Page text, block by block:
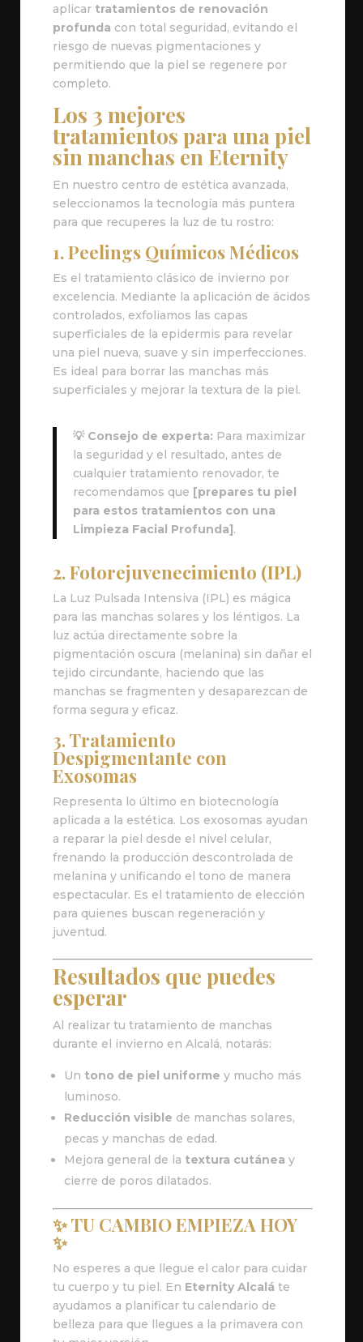
aplicar tratamientos de renovación
profunda con total seguridad, evitando el
riesgo de nuevas pigmentaciones y
permitiendo que la piel se regenere por
completo.
Los 3 mejores
tratamientos para una piel
sin manchas en Eternity
En nuestro centro de estética avanzada,
seleccionamos la tecnología más puntera
para que recuperes la luz de tu rostro:
1. Peelings Químicos Médicos
Es el tratamiento clásico de invierno por
excelencia. Mediante la aplicación de ácidos
controlados, exfoliamos las capas
superficiales de la epidermis para revelar
una piel nueva, suave y sin imperfecciones.
Es ideal para borrar las manchas más
superficiales y mejorar la textura de la piel.
💡 Consejo de experta: Para maximizar
la seguridad y el resultado, antes de
cualquier tratamiento renovador, te
recomendamos que [prepares tu piel
para estos tratamientos con una
Limpieza Facial Profunda].
2. Fotorejuvenecimiento (IPL)
La Luz Pulsada Intensiva (IPL) es mágica
para las manchas solares y los léntigos. La
luz actúa directamente sobre la
pigmentación oscura (melanina) sin dañar el
tejido circundante, haciendo que las
manchas se fragmenten y desaparezcan de
forma segura y eficaz.
3. Tratamiento
Despigmentante con
Exosomas
Representa lo último en biotecnología
aplicada a la estética. Los exosomas ayudan
a reparar la piel desde el nivel celular,
frenando la producción descontrolada de
melanina y unificando el tono de manera
espectacular. Es el tratamiento de elección
para quienes buscan regeneración y
juventud.
Resultados que puedes
esperar
Al realizar tu tratamiento de manchas
durante el invierno en Alcalá, notarás:
Un tono de piel uniforme y mucho más
luminoso.
Reducción visible de manchas solares,
pecas y manchas de edad.
Mejora general de la textura cutánea y
cierre de poros dilatados.
✨ TU CAMBIO EMPIEZA HOY
✨
No esperes a que llegue el calor para cuidar
tu cuerpo y tu piel. En Eternity Alcalá te
ayudamos a planificar tu calendario de
belleza para que llegues a la primavera con